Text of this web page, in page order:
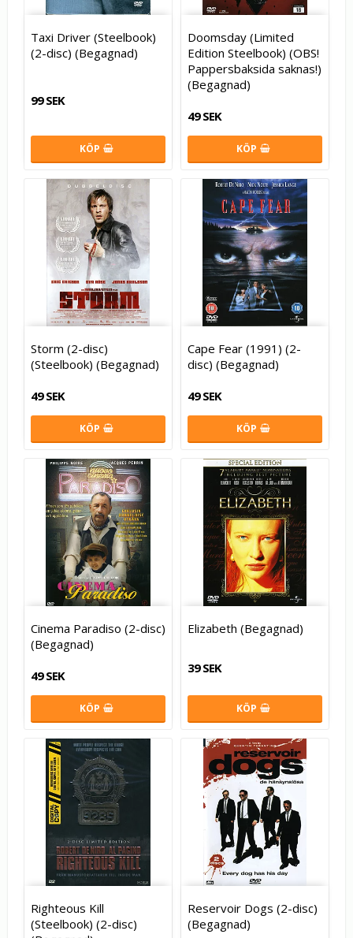
Taxi Driver (Steelbook)
(2-disc) (Begagnad)
99 SEK
KÖP
Doomsday (Limited
Edition Steelbook) (OBS!
Pappersbaksida saknas!)
(Begagnad)
49 SEK
KÖP
Storm (2-disc)
(Steelbook) (Begagnad)
49 SEK
KÖP
Cape Fear (1991) (2-
disc) (Begagnad)
49 SEK
KÖP
Cinema Paradiso (2-disc)
(Begagnad)
49 SEK
KÖP
Elizabeth (Begagnad)
39 SEK
KÖP
Righteous Kill
(Steelbook) (2-disc)
Reservoir Dogs (2-disc)
(Begagnad)